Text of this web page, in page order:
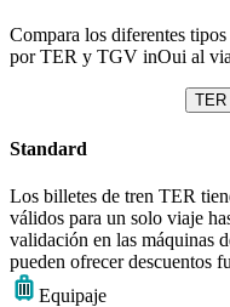
Compara los diferentes
por TER y TGV inOui al
TER
Standard
Los billetes de tren TER
válidos para un solo viaje
validación en las máquinas
pueden ofrecer descuentos
Equipaje